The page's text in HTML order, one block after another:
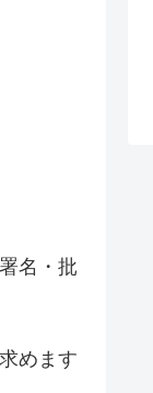
名・批
めます